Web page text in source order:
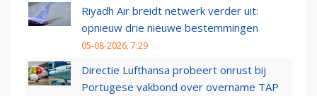
Riyadh Air breidt netwerk verder uit:
opnieuw drie nieuwe bestemmingen
05-08-2026, 7:29
Directie Lufthansa probeert onrust bij
Portugese vakbond over overname TAP